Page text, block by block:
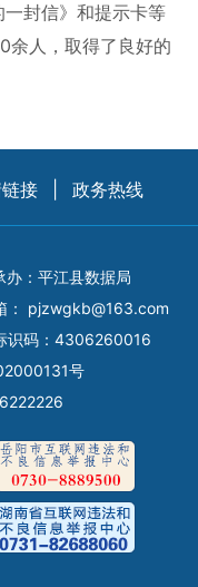
封信》和提示卡等
余人，取得了良好的
接 政务热线
办：平江县数据局
： pjzwgkb@163.com
识码：4306260016
号